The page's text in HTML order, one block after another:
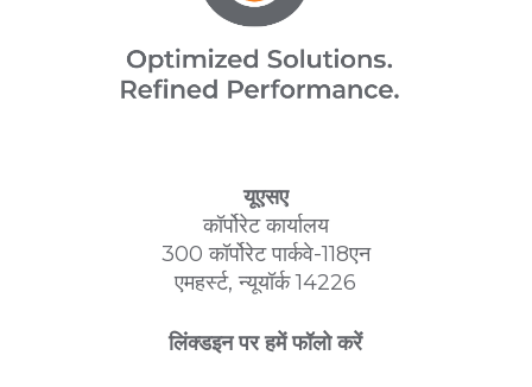
यूएसए
कॉर्पोरेट कार्यालय
300 कॉर्पोरेट पार्कवे-118एन
एमहर्स्ट, न्यूयॉर्क 14226
लिंक्डइन पर हमें फॉलो करें